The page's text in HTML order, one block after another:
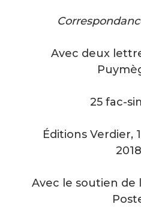
Avec deux
25 fac-
Éditions Verdier,
2018
Avec le soutien de